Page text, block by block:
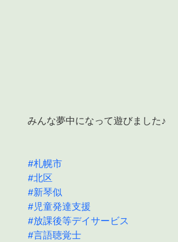
みんな夢中になって遊びました♪
#札幌市
#北区
#新琴似
#児童発達支援
#放課後等デイサービス
#言語聴覚士